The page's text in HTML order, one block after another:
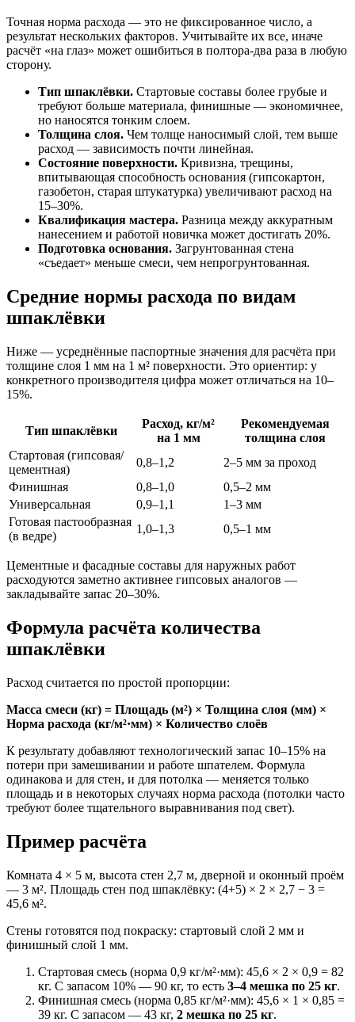
Точная норма расхода — это не фиксированное число, а
результат нескольких факторов. Учитывайте их все, иначе
расчёт «на глаз» может ошибиться в полтора-два раза в любую
сторону.
Тип шпаклёвки. Стартовые составы более грубые и
требуют больше материала, финишные — экономичнее,
но наносятся тонким слоем.
Толщина слоя. Чем толще наносимый слой, тем выше
расход — зависимость почти линейная.
Состояние поверхности. Кривизна, трещины,
впитывающая способность основания (гипсокартон,
газобетон, старая штукатурка) увеличивают расход на
15–30%.
Квалификация мастера. Разница между аккуратным
нанесением и работой новичка может достигать 20%.
Подготовка основания. Загрунтованная стена
«съедает» меньше смеси, чем непрогрунтованная.
Средние нормы расхода по видам
шпаклёвки
Ниже — усреднённые паспортные значения для расчёта при
толщине слоя 1 мм на 1 м² поверхности. Это ориентир: у
конкретного производителя цифра может отличаться на 10–
15%.
Тип шпаклёвки
Расход, кг/м²
на 1 мм
Рекомендуемая
толщина слоя
Стартовая (гипсовая/
цементная)
0,8–1,2
2–5 мм за проход
Финишная
0,8–1,0
0,5–2 мм
Универсальная
0,9–1,1
1–3 мм
Готовая пастообразная
(в ведре)
1,0–1,3 0,5–1 мм
Цементные и фасадные составы для наружных работ
расходуются заметно активнее гипсовых аналогов —
закладывайте запас 20–30%.
Формула расчёта количества
шпаклёвки
Расход считается по простой пропорции:
Масса смеси (кг) = Площадь (м²) × Толщина слоя (мм) ×
Норма расхода (кг/м²·мм) × Количество слоёв
К результату добавляют технологический запас 10–15% на
потери при замешивании и работе шпателем. Формула
одинакова и для стен, и для потолка — меняется только
площадь и в некоторых случаях норма расхода (потолки часто
требуют более тщательного выравнивания под свет).
Пример расчёта
Комната 4 × 5 м, высота стен 2,7 м, дверной и оконный проём
— 3 м². Площадь стен под шпаклёвку: (4+5) × 2 × 2,7 − 3 =
45,6 м².
Стены готовятся под покраску: стартовый слой 2 мм и
финишный слой 1 мм.
Стартовая смесь (норма 0,9 кг/м²·мм): 45,6 × 2 × 0,9 = 82
кг. С запасом 10% — 90 кг, то есть 3–4 мешка по 25 кг.
Финишная смесь (норма 0,85 кг/м²·мм): 45,6 × 1 × 0,85 =
39 кг. С запасом — 43 кг, 2 мешка по 25 кг.